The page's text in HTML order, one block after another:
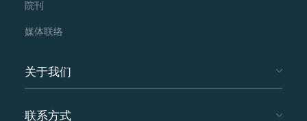
院刊
媒体联络
关于我们
联系方式